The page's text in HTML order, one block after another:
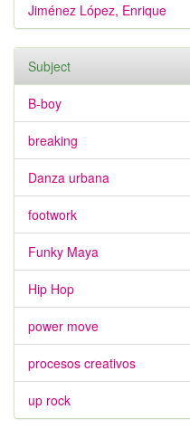
Jiménez López, Enrique
Subject
B-boy
breaking
Danza urbana
footwork
Funky Maya
Hip Hop
power move
procesos creativos
up rock